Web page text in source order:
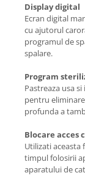
Toaster
Tocator legume
Ingrijire Personala
Aparat ras
Aparat tuns
Placa par
Uscator par
Display digital
Ecran digital
cu ajutorul
programul de
spalare.
Program
Pastreaza usa
pentru
profunda a
Blocare acces
Utilizati
timpul folosirii
aparatului de